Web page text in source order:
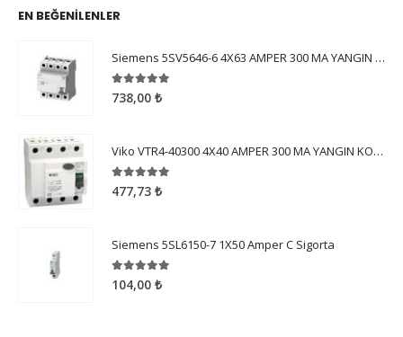
EN BEĞENILENLER
Siemens 5SV5646-6 4X63 AMPER 300 MA YANGIN KORUMA
5.005 üzerinden
738,00 ₺
Viko VTR4-40300 4X40 AMPER 300 MA YANGIN KORUMA
5.005 üzerinden
477,73 ₺
Siemens 5SL6150-7 1X50 Amper C Sigorta
5.005 üzerinden
104,00 ₺